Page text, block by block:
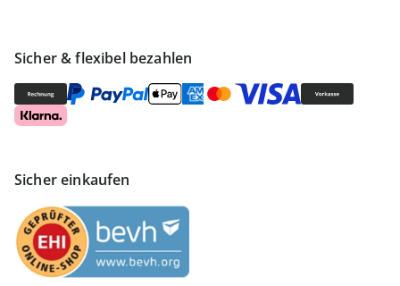
Sicher & flexibel bezahlen
Sicher einkaufen